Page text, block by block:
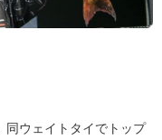
同ウェイトタイでトップ